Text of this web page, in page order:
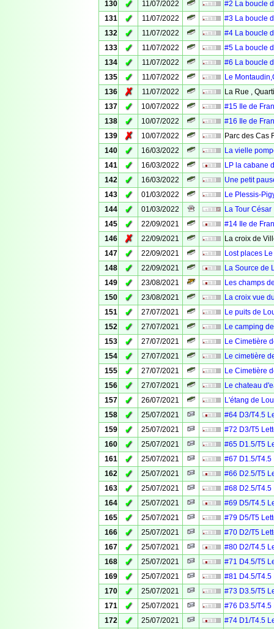
130 ✓ 11/07/2022
#2 La boucle
131
✓ 11/07/2022
#3 La boucle
132
✓ 11/07/2022
#4 La boucle
133
✓ 11/07/2022
#5 La boucle
134
✓ 11/07/2022
#6 La boucle
135
✓ 11/07/2022
Le
136
✗ 11/07/2022
La Rue ,
137
✓ 10/07/2022
#15 Ile de
138
✓ 10/07/2022
#16 Ile de
139
✗ 10/07/2022
Parc des Cas
140
✓ 16/03/2022
La vielle
141
✓ 16/03/2022
LP la cabane
142
✓ 16/03/2022
Une petit
143
✓ 01/03/2022
Le Plessis-
144
✓ 01/03/2022
La Tour César
145
✓ 22/09/2021
#14 Ile de
146
✗ 22/09/2021
La croix de
147
✓ 22/09/2021
Lost places
148
✓ 22/09/2021
La Source de
149
✓ 23/08/2021
Les champs
150
✓ 23/08/2021
La croix vue
151
✓ 27/07/2021
Le puits de
152
✓ 27/07/2021
Le camping
153
✓ 27/07/2021
Le Cimetière
154
✓ 27/07/2021
Le cimetière
155
✓ 27/07/2021
Le Cimetière
156
✓ 27/07/2021
Le chateau
157
✓ 26/07/2021
L'étang de
158
✓ 25/07/2021
#64 D3/T4.5
159
✓ 25/07/2021
#72 D3/T5
160
✓ 25/07/2021
#65 D1.5/T5
161
✓ 25/07/2021
#67 D1.5/T4.5
162
✓ 25/07/2021
#66 D2.5/T5
163
✓ 25/07/2021
#68 D2.5/T4.5
164
✓ 25/07/2021
#69 D5/T4.5
165
✓ 25/07/2021
#79 D5/T5
166
✓ 25/07/2021
#70 D2/T5
167
✓ 25/07/2021
#80 D2/T4.5
168
✓ 25/07/2021
#71 D4.5/T5
169
✓ 25/07/2021
#81 D4.5/T4.5
170
✓ 25/07/2021
#73 D3.5/T5
171
✓ 25/07/2021
#76 D3.5/T4.5
172
✓ 25/07/2021
#74 D1/T4.5